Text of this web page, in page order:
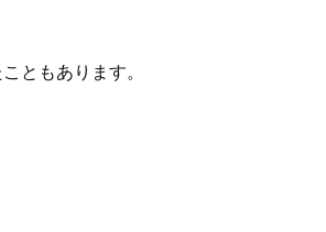
ともあります。